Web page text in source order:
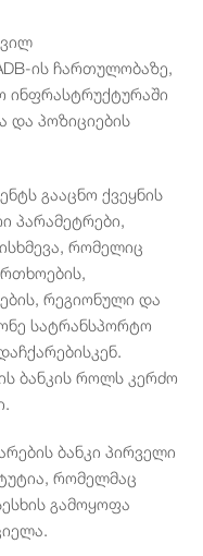
ის ჩართულობაზე,
ინფრასტრუქტურაში
და პოზიციების
გააცნო ქვეყნის
პარამეტრები,
რომელიც
რეგიონული და
სატრანსპორტო
ბანკის როლს კერძო
ბანკი პირველი
რომელმაც
გამოყოფა